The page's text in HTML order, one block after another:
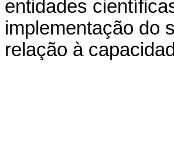
entidades
implementação do
relação à